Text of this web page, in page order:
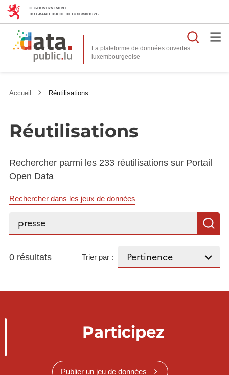
La plateforme de données ouvertes
Accueil Réutilisations
Réutilisations
Rechercher parmi les 233 réutilisations sur Portail
Open Data
Rechercher dans les jeux de données
0 résultats Trier par :
Participez
Publier un jeu de données